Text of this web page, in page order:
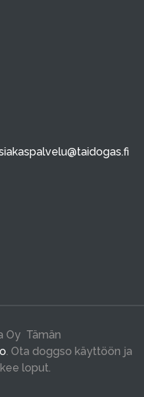
Oy Tämän
. Ota doggso käyttöön ja
loput.